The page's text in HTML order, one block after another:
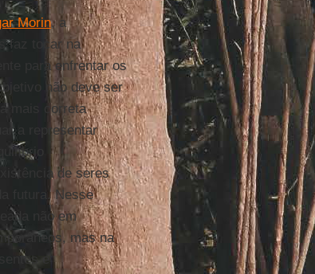
Morin, a
faz tocar na
para enfrentar os
não deve ser
mais correta
a representar
de seres
futura. Nesse
não em
mas na
e